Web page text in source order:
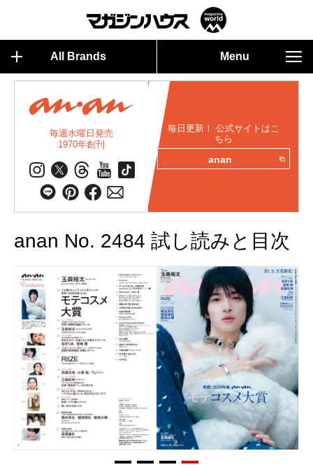
All Brands Menu
毎週水曜日発売
1970年創刊
毎日更新！ 公式サイトはこ
ちら
anan
anan No. 2484 試し読みと目次